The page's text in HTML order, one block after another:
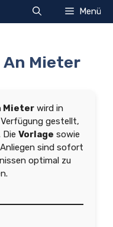
Menü
Mieter
Mieterwird in
gestellt,
Die Vorlage sowie
sind sofort
optimal zu